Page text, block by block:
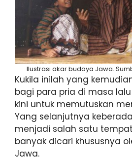
Ilustrasi akar budaya Jawa.
Kukila inilah yang
bagi para pria di masa
kini untuk memutuskan
Yang selanjutnya
menjadi salah satu
banyak dicari khususnya
Jawa.